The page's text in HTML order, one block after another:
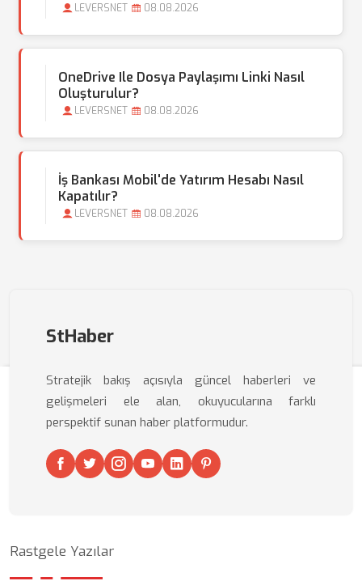
LEVERSNET 08.08.2026
OneDrive Ile Dosya Paylaşımı Linki Nasıl
Oluşturulur?
LEVERSNET 08.08.2026
İş Bankası Mobil'de Yatırım Hesabı Nasıl
Kapatılır?
LEVERSNET 08.08.2026
StHaber
Stratejik bakış açısıyla güncel haberleri ve
gelişmeleri ele alan, okuyucularına farklı
perspektif sunan haber platformudur.
Rastgele Yazılar